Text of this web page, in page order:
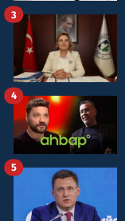
3
4
5